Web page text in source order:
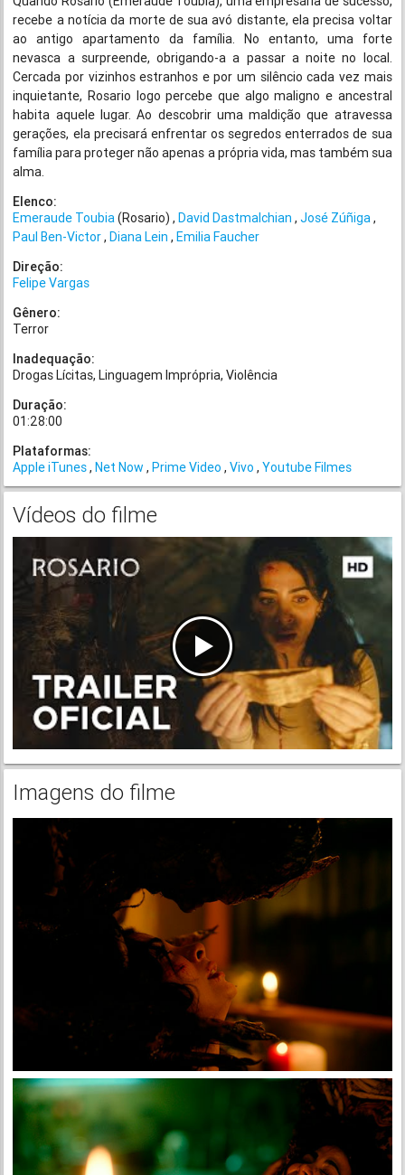
recebe a notícia da morte de sua avó distante, ela precisa voltar
ao antigo apartamento da família. No entanto, uma forte
nevasca a surpreende, obrigando-a a passar a noite no local.
Cercada por vizinhos estranhos e por um silêncio cada vez mais
inquietante, Rosario logo percebe que algo maligno e ancestral
habita aquele lugar. Ao descobrir uma maldição que atravessa
gerações, ela precisará enfrentar os segredos enterrados de sua
família para proteger não apenas a própria vida, mas também sua
alma.
Elenco:
Emeraude Toubia(Rosario) David Dastmalchian José Zúñiga
Paul Ben-Victor Diana Lein Emilia Faucher
Direção:
Felipe Vargas
Gênero:
Terror
Inadequação:
Drogas Lícitas Linguagem Imprópria Violência
Duração:
01:28:00
Plataformas:
Apple iTunes Net Now Prime Video Vivo Youtube Filmes
Vídeos do filme
Imagens do filme